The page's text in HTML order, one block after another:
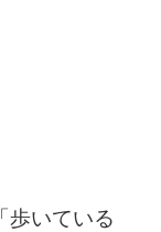
歩いている